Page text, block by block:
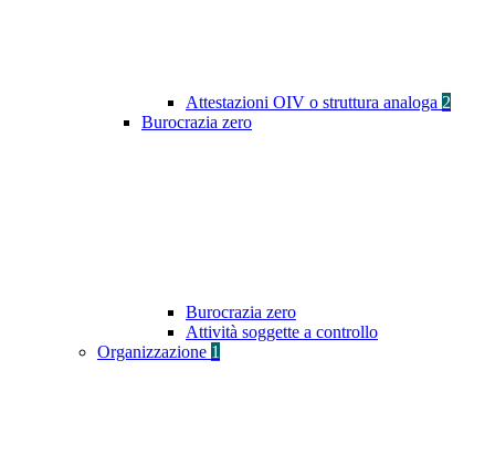
Attestazioni OIV o struttura analoga 2
Burocrazia zero
Burocrazia zero
Attività soggette a controllo
Organizzazione 1